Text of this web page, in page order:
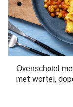
Ovenschotel
met wortel,